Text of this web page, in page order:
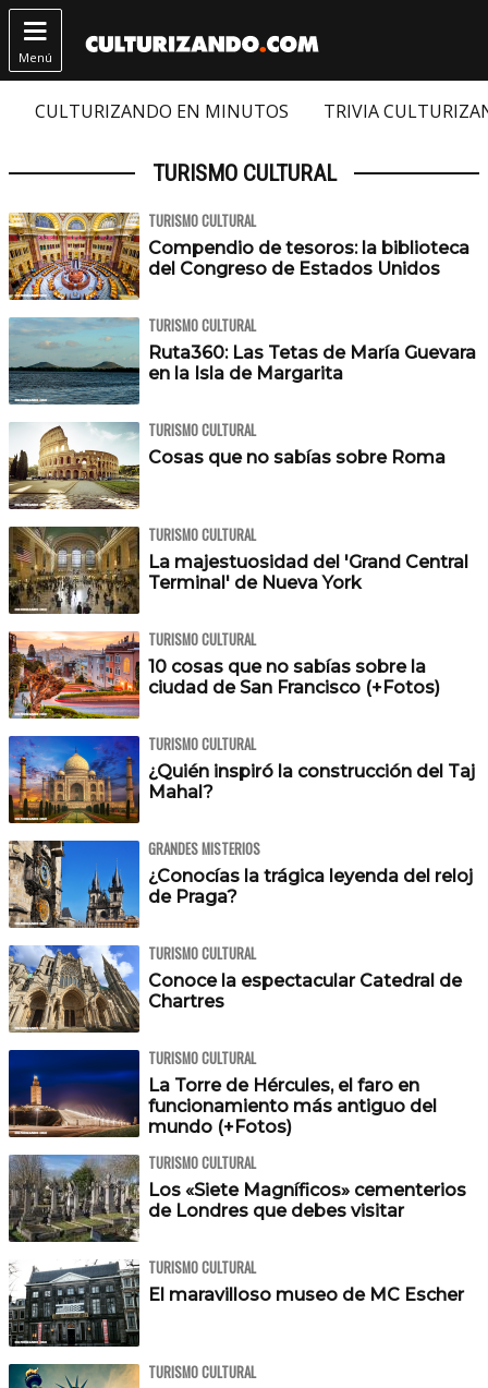

Menú
CULTURIZANDO EN MINUTOS TRIVIA
TURISMO CULTURAL
TURISMO CULTURAL
Compendio de tesoros: la biblioteca
del Congreso de Estados Unidos
TURISMO CULTURAL
Ruta360: Las Tetas de María Guevara
en la Isla de Margarita
TURISMO CULTURAL
Cosas que no sabías sobre Roma
TURISMO CULTURAL
La majestuosidad del 'Grand Central
Terminal' de Nueva York
TURISMO CULTURAL
10 cosas que no sabías sobre la
ciudad de San Francisco (+Fotos)
TURISMO CULTURAL
¿Quién inspiró la construcción del Taj
Mahal?
GRANDES MISTERIOS
¿Conocías la trágica leyenda del reloj
de Praga?
TURISMO CULTURAL
Conoce la espectacular Catedral de
Chartres
TURISMO CULTURAL
La Torre de Hércules, el faro en
funcionamiento más antiguo del
mundo (+Fotos)
TURISMO CULTURAL
Los «Siete Magníficos» cementerios
de Londres que debes visitar
TURISMO CULTURAL
El maravilloso museo de MC Escher
TURISMO CULTURAL